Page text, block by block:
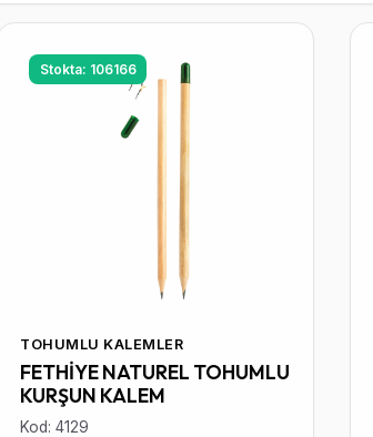
Stokta: 106166
TOHUMLU KALEMLER
FETHİYE NATUREL TOHUMLU
KURŞUN KALEM
Kod: 4129